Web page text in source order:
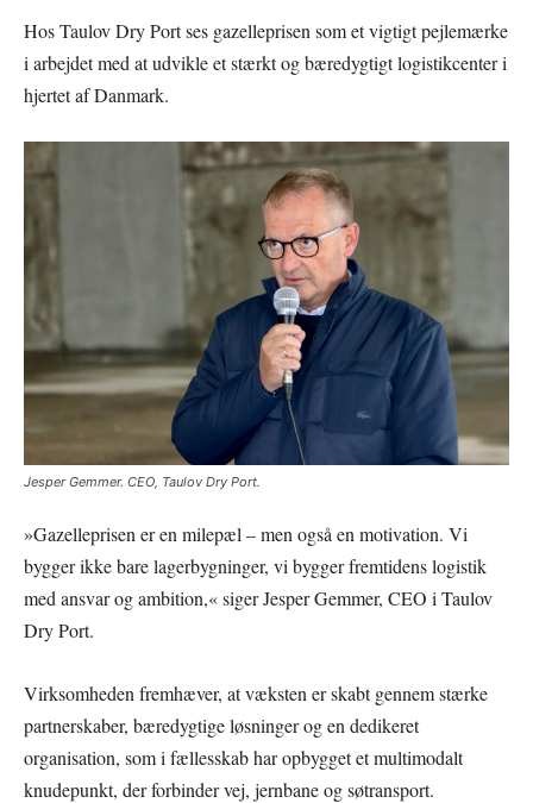
Hos Taulov Dry Port ses gazelleprisen som et vigtigt pejlemærke
i arbejdet med at udvikle et stærkt og bæredygtigt logistikcenter i
hjertet af Danmark.
Jesper Gemmer. CEO, Taulov Dry Port.
»Gazelleprisen er en milepæl – men også en motivation. Vi
bygger ikke bare lagerbygninger, vi bygger fremtidens logistik
med ansvar og ambition,« siger Jesper Gemmer, CEO i Taulov
Dry Port.
Virksomheden fremhæver, at væksten er skabt gennem stærke
partnerskaber, bæredygtige løsninger og en dedikeret
organisation, som i fællesskab har opbygget et multimodalt
knudepunkt, der forbinder vej, jernbane og søtransport.